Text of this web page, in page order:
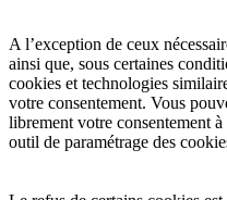
A l’exception de ceux
ainsi que, sous certaines
cookies et technologies
votre consentement. Vous
librement votre consentement
outil de paramétrage des